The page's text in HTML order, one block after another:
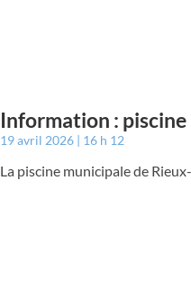
Information :
19 avril 2026 16 h 12
La piscine municipale de